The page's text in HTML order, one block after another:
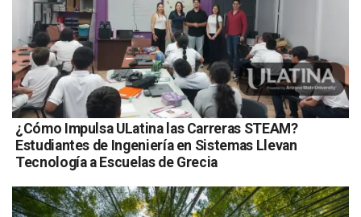
¿Cómo Impulsa ULatina las Carreras STEAM?
Estudiantes de Ingeniería en Sistemas Llevan
Tecnología a Escuelas de Grecia